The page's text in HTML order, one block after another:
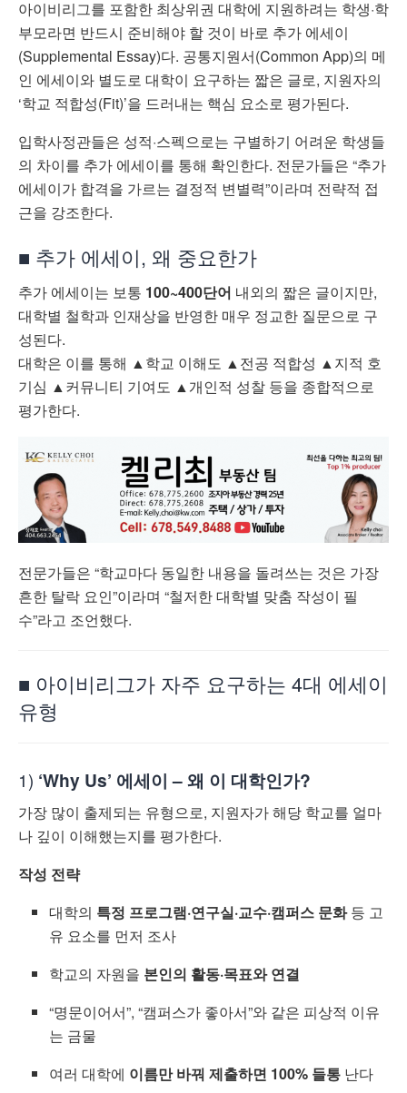
아이비리그를 포함한 최상위권 대학에 지원하려는 학생·학
부모라면 반드시 준비해야 할 것이 바로 추가 에세이
(Supplemental Essay)다. 공통지원서(Common App)의 메
인 에세이와 별도로 대학이 요구하는 짧은 글로, 지원자의
‘학교 적합성(Fit)’을 드러내는 핵심 요소로 평가된다.
입학사정관들은 성적·스펙으로는 구별하기 어려운 학생들
의 차이를 추가 에세이를 통해 확인한다. 전문가들은 “추가
에세이가 합격을 가르는 결정적 변별력”이라며 전략적 접
근을 강조한다.
■ 추가 에세이, 왜 중요한가
추가 에세이는 보통 100~400단어 내외의 짧은 글이지만,
대학별 철학과 인재상을 반영한 매우 정교한 질문으로 구
성된다.
대학은 이를 통해 ▲학교 이해도 ▲전공 적합성 ▲지적 호
기심 ▲커뮤니티 기여도 ▲개인적 성찰 등을 종합적으로
평가한다.
전문가들은 “학교마다 동일한 내용을 돌려쓰는 것은 가장
흔한 탈락 요인”이라며 “철저한 대학별 맞춤 작성이 필
수”라고 조언했다.
■ 아이비리그가 자주 요구하는 4대 에세이
유형
1) ‘Why Us’ 에세이 – 왜 이 대학인가?
가장 많이 출제되는 유형으로, 지원자가 해당 학교를 얼마
나 깊이 이해했는지를 평가한다.
작성 전략
대학의 특정 프로그램·연구실·교수·캠퍼스 문화등 고
유 요소를 먼저 조사
학교의 자원을 본인의 활동·목표와 연결
“명문이어서”, “캠퍼스가 좋아서”와 같은 피상적 이유
는 금물
여러 대학에 이름만 바꿔 제출하면 100% 들통 난다